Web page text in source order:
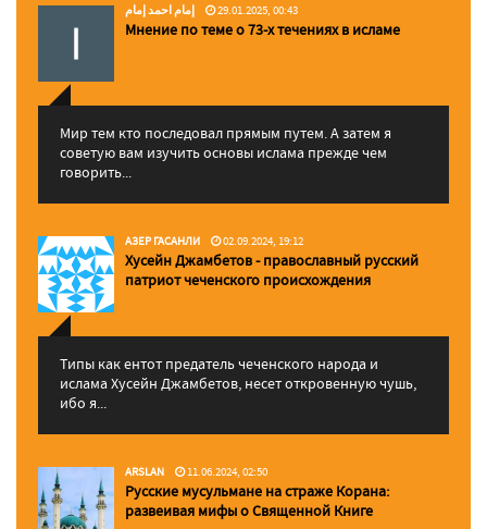
إمام احمد إمام 29.01.2025, 00:43
Мнение по теме о 73-х течениях в исламе
Мир тем кто последовал прямым путем. А затем я
советую вам изучить основы ислама прежде чем
говорить...
АЗЕР ГАСАНЛИ 02.09.2024, 19:12
Хусейн Джамбетов - православный русский
патриот чеченского происхождения
Типы как ентот предатель чеченского народа и
ислама Хусейн Джамбетов, несет откровенную чушь,
ибо я...
ARSLAN 11.06.2024, 02:50
Русские мусульмане на страже Корана:
pазвеивая мифы о Священной Книге